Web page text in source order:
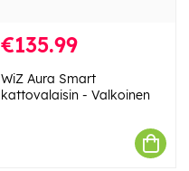
€135.99
WiZ Aura Smart
kattovalaisin - Valkoinen